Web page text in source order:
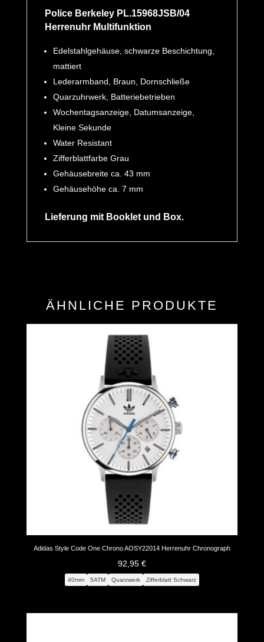
Police Berkeley PL.15968JSB/04
Herrenuhr Multifunktion
Edelstahlgehäuse, schwarze Beschichtung,
mattiert
Lederarmband, Braun, Dornschließe
Quarzuhrwerk, Batteriebetrieben
Wochentagsanzeige, Datumsanzeige,
Kleine Sekunde
Water Resistant
Zifferblattfarbe Grau
Gehäusebreite ca. 43 mm
Gehäusehöhe ca. 7 mm
Lieferung mit Booklet und Box.
ÄHNLICHE PRODUKTE
Adidas Style Code One Chrono AOSY22014 Herrenuhr Chronograph
92,95 €
40mm 5ATM Quarzwerk Zifferblatt Schwarz